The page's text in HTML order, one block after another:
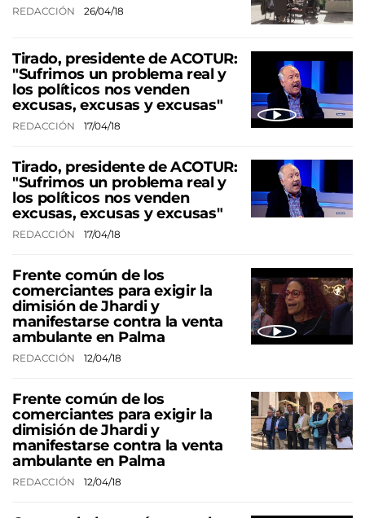
REDACCIÓN 26/04/18
Tirado, presidente de ACOTUR:
"Sufrimos un problema real y
los políticos nos venden
excusas, excusas y excusas"
REDACCIÓN 17/04/18
Tirado, presidente de ACOTUR:
"Sufrimos un problema real y
los políticos nos venden
excusas, excusas y excusas"
REDACCIÓN 17/04/18
Frente común de los
comerciantes para exigir la
dimisión de Jhardi y
manifestarse contra la venta
ambulante en Palma
REDACCIÓN 12/04/18
Frente común de los
comerciantes para exigir la
dimisión de Jhardi y
manifestarse contra la venta
ambulante en Palma
REDACCIÓN 12/04/18